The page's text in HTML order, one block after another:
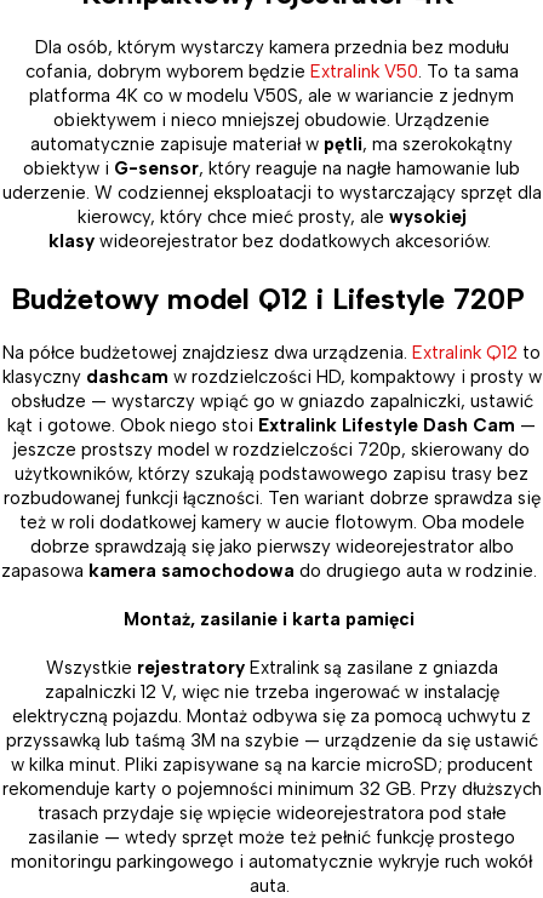
Dla osób, którym wystarczy kamera przednia bez modułu
cofania, dobrym wyborem będzie Extralink V50. To ta sama
platforma 4K co w modelu V50S, ale w wariancie z jednym
obiektywem i nieco mniejszej obudowie. Urządzenie
automatycznie zapisuje materiał w pętli, ma szerokokątny
obiektyw i G-sensor, który reaguje na nagłe hamowanie lub
uderzenie. W codziennej eksploatacji to wystarczający sprzęt dla
kierowcy, który chce mieć prosty, ale wysokiej
klasywideorejestrator bez dodatkowych akcesoriów.
Budżetowy model Q12 i Lifestyle 720P
Na półce budżetowej znajdziesz dwa urządzenia. Extralink Q12 to
klasyczny dashcam w rozdzielczości HD, kompaktowy i prosty w
obsłudze — wystarczy wpiąć go w gniazdo zapalniczki, ustawić
kąt i gotowe. Obok niego stoi Extralink Lifestyle Dash Cam —
jeszcze prostszy model w rozdzielczości 720p, skierowany do
użytkowników, którzy szukają podstawowego zapisu trasy bez
rozbudowanej funkcji łączności. Ten wariant dobrze sprawdza się
też w roli dodatkowej kamery w aucie flotowym. Oba modele
dobrze sprawdzają się jako pierwszy wideorejestrator albo
zapasowa kamera samochodowa do drugiego auta w rodzinie.
Montaż, zasilanie i karta pamięci
Wszystkie rejestratoryExtralink są zasilane z gniazda
zapalniczki 12 V, więc nie trzeba ingerować w instalację
elektryczną pojazdu. Montaż odbywa się za pomocą uchwytu z
przyssawką lub taśmą 3M na szybie — urządzenie da się ustawić
w kilka minut. Pliki zapisywane są na karcie microSD; producent
rekomenduje karty o pojemności minimum 32 GB. Przy dłuższych
trasach przydaje się wpięcie wideorejestratora pod stałe
zasilanie — wtedy sprzęt może też pełnić funkcję prostego
monitoringu parkingowego i automatycznie wykryje ruch wokół
auta.